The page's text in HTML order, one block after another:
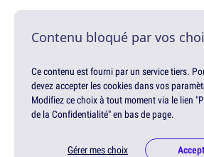
Contenu bloqué par vos
Ce contenu est fourni par un service tiers.
devez accepter les cookies dans vos
Modifiez ce choix à tout moment via le lien
de la Confidentialité" en bas de page.
Gérer mes choix